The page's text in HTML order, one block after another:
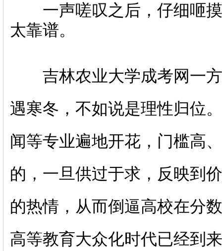
一声嗟叹之后，仔细咂摸
太靠谱。
吉林农业大学成考网一
遇寒冬，不如说是理性归位
闻等专业遍地开花，门槛高
的，一旦供过于求，反映到
的热情，从而倒逼高校在分
高等教育大众化时代已经到